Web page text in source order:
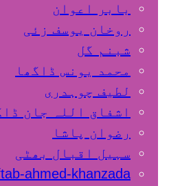
بابر اعوان
روخان یوسف زئی
شبنم گل
محمد یونس ڈاگھا
لطیف چوہدری
اشفاق اللہ جان
رضوان پاشا
سہیل اقبال بھٹی
ahmed-khanzada